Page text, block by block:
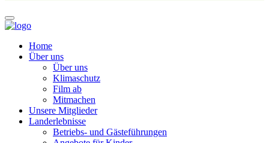
Home
Über uns
Über uns
Klimaschutz
Film ab
Mitmachen
Unsere Mitglieder
Landerlebnisse
Betriebs- und Gästeführungen